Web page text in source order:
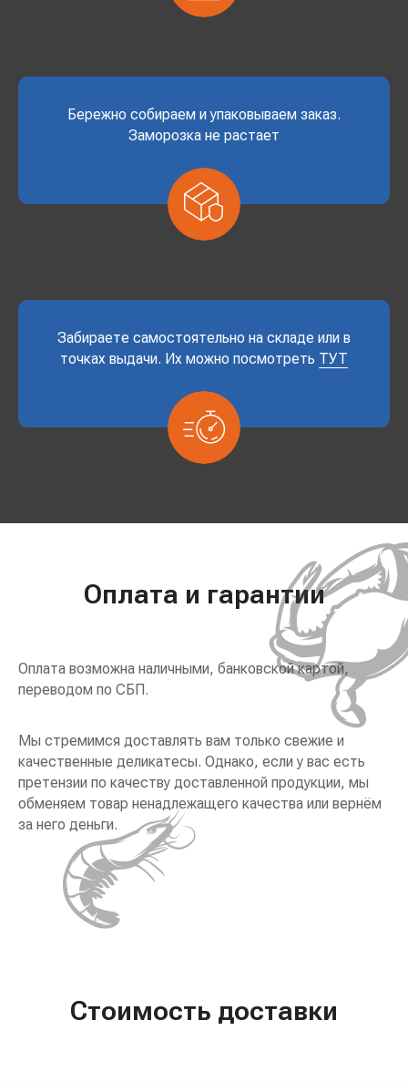
Бережно собираем и упаковываем заказ.
Заморозка не растает
Забираете самостоятельно на складе или в
точках выдачи. Их можно посмотреть ТУТ
Оплата и гарантии
Оплата возможна наличными, банковской картой,
переводом по СБП.
Мы стремимся доставлять вам только свежие и
качественные деликатесы. Однако, если у вас есть
претензии по качеству доставленной продукции, мы
обменяем товар ненадлежащего качества или вернём
за него деньги.
Стоимость доставки